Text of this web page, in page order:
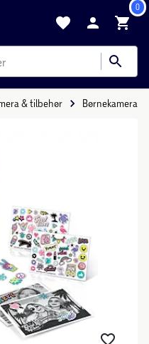
0
& tilbehør Børnekamera